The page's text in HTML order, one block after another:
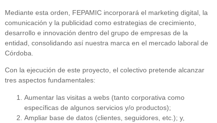
Mediante esta orden, FEPAMIC incorporará el marketing digital, la
comunicación y la publicidad como estrategias de crecimiento,
desarrollo e innovación dentro del grupo de empresas de la
entidad, consolidando así nuestra marca en el mercado laboral de
Córdoba.
Con la ejecución de este proyecto, el colectivo pretende alcanzar
tres aspectos fundamentales:
Aumentar las visitas a webs (tanto corporativa como
específicas de algunos servicios y/o productos);
Ampliar base de datos (clientes, seguidores, etc.); y,